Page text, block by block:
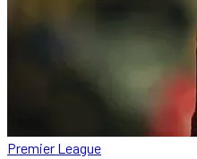
Premier League